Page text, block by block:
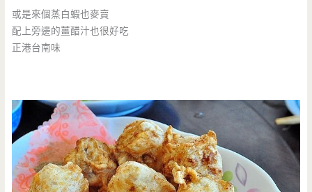
或是來個蒸白蝦也麥賣
配上旁邊的薑醋汁也很好吃
正港台南味